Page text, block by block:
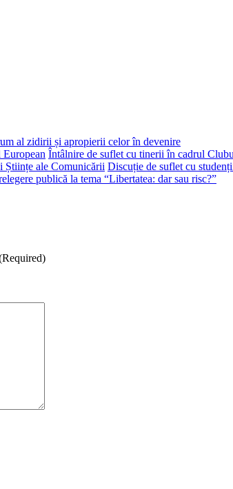
al zidirii și apropierii celor în devenire
Întâlnire de suflet cu tinerii în cadrul
Discuție de suflet cu
publică la tema “Libertatea: dar sau risc?”